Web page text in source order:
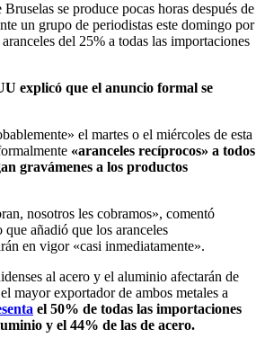
se produce pocas horas después de
un grupo de periodistas este domingo por
del 25% a todas las importaciones
explicó que el anuncio formal se
el martes o el miércoles de esta
«aranceles recíprocos» a todos
gravámenes a los productos
nosotros les cobramos», comentó
añadió que los aranceles
en vigor «casi inmediatamente».
al acero y el aluminio afectarán de
mayor exportador de ambos metales a
el 50% de todas las importaciones
y el 44% de las de acero.